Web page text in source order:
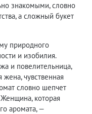
знакомыми, словно
а сложный букет
природного
и изобилия.
и повелительница,
чувственная
словно шепчет
которая
аромата, —